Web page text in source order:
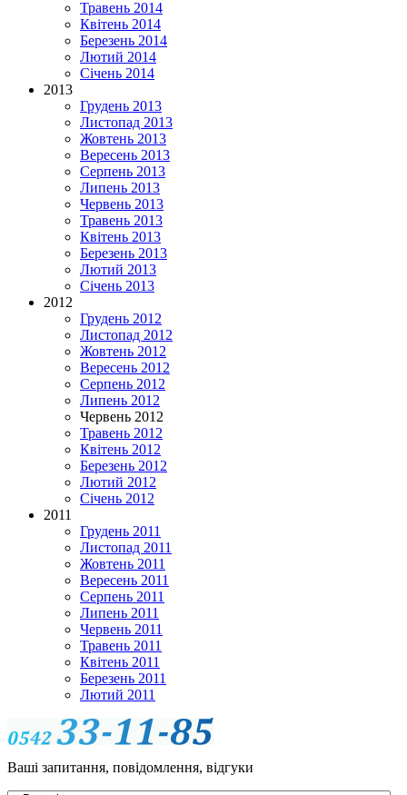
Травень 2014
Квітень 2014
Березень 2014
Лютий 2014
Січень 2014
2013
Грудень 2013
Листопад 2013
Жовтень 2013
Вересень 2013
Серпень 2013
Липень 2013
Червень 2013
Травень 2013
Квітень 2013
Березень 2013
Лютий 2013
Січень 2013
2012
Грудень 2012
Листопад 2012
Жовтень 2012
Вересень 2012
Серпень 2012
Липень 2012
Червень 2012
Травень 2012
Квітень 2012
Березень 2012
Лютий 2012
Січень 2012
2011
Грудень 2011
Листопад 2011
Жовтень 2011
Вересень 2011
Серпень 2011
Липень 2011
Червень 2011
Травень 2011
Квітень 2011
Березень 2011
Лютий 2011
Ваші запитання, повідомлення, відгуки